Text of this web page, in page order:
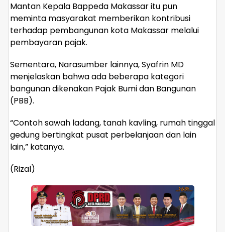
Mantan Kepala Bappeda Makassar itu pun
meminta masyarakat memberikan kontribusi
terhadap pembangunan kota Makassar melalui
pembayaran pajak.
Sementara, Narasumber lainnya, Syafrin MD
menjelaskan bahwa ada beberapa kategori
bangunan dikenakan Pajak Bumi dan Bangunan
(PBB).
“Contoh sawah ladang, tanah kavling, rumah tinggal
gedung bertingkat pusat perbelanjaan dan lain
lain,” katanya.
(Rizal)